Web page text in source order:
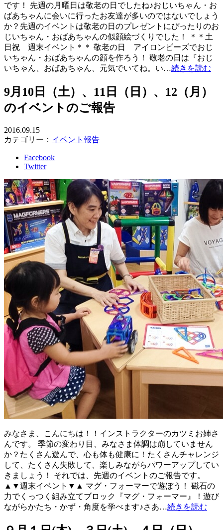
です！ 先週の月曜日は敬老の日でしたね♪おじいちゃん・お
ばあちゃんに会いに行ったお友達が多いのではないでしょう
か？先週のイベントは敬老の日のプレゼントにぴったりのお
じいちゃん・おばあちゃんの似顔絵づくりでした！ ＊＊土
日祝 週末イベント＊＊ 敬老の日 アイロンビーズでおじ
いちゃん・おばあちゃんの顔を作ろう！ 敬老の日は『おじ
いちゃん、おばあちゃん、元気でいてね。い…続きを読む
9月10日（土）、11日（日）、12（月）
のイベントのご報告
2016.09.15
カテゴリー： イベント報告
Facebook
Twitter
みなさま、こんにちは！！インストラクターのカツミお姉さ
んです。 季節の変わり目、みなさま体調は崩していません
か？たくさん遊んで、心も体も健康に！たくさんチャレンジ
して、たくさん失敗して、楽しみながらパワーアップしてい
きましょう！ それでは、先週のイベントのご報告です。
▲▼週末イベント▼▲ マグ・フォーマーで遊ぼう！ 磁石の
力でくっつく組み立てブロック『マグ・フォーマー』！遊び
ながらかたち・かず・角度を学べます♪さあ…続きを読む